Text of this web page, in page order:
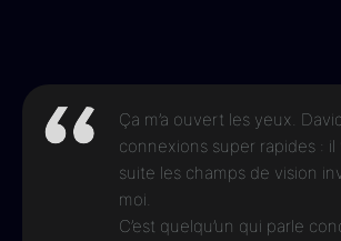
Ça m’a ouvert les yeux.
connexions super rapides :
suite les champs de vision
moi.
C’est quelqu’un qui parle